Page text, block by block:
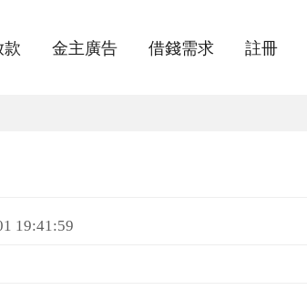
款 金主廣告 借錢需求 註冊
19:41:59